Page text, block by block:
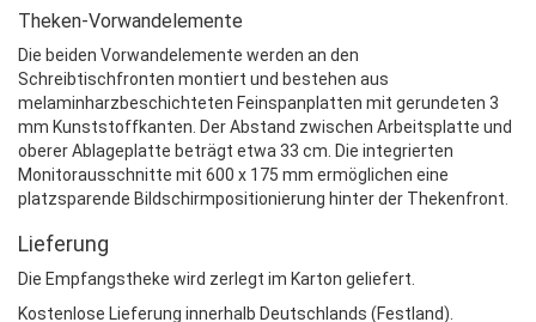
Theken-Vorwandelemente
Die beiden Vorwandelemente werden an den
Schreibtischfronten montiert und bestehen aus
melaminharzbeschichteten Feinspanplatten mit gerundeten 3
mm Kunststoffkanten. Der Abstand zwischen Arbeitsplatte und
oberer Ablageplatte beträgt etwa 33 cm. Die integrierten
Monitorausschnitte mit 600 x 175 mm ermöglichen eine
platzsparende Bildschirmpositionierung hinter der Thekenfront.
Lieferung
Die Empfangstheke wird zerlegt im Karton geliefert.
Kostenlose Lieferung innerhalb Deutschlands (Festland).